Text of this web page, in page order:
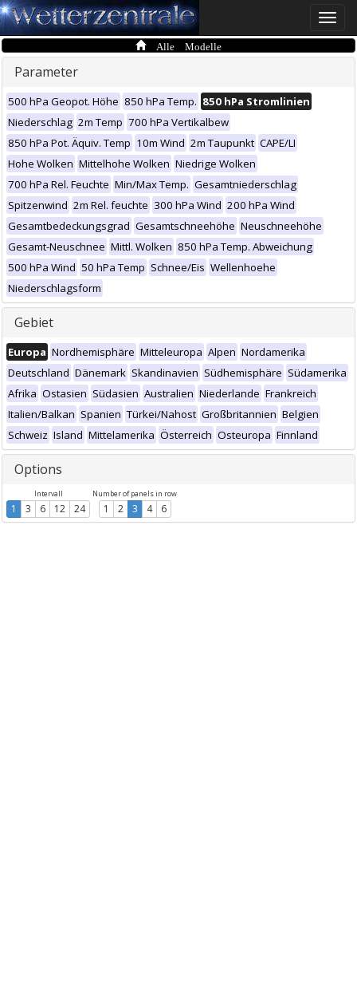
Toggle
Alle Modelle
Parameter
500 hPa Geopot. Höhe 850 hPa Temp. 850 hPa Stromlinien
Niederschlag 2m Temp 700 hPa Vertikalbew
850 hPa Pot. Äquiv. Temp 10m Wind 2m Taupunkt CAPE/LI
Hohe Wolken Mittelhohe Wolken Niedrige Wolken
700 hPa Rel. Feuchte Min/Max Temp. Gesamtniederschlag
Spitzenwind 2m Rel. feuchte 300 hPa Wind 200 hPa Wind
Gesamtbedeckungsgrad Gesamtschneehöhe Neuschneehöhe
Gesamt-Neuschnee Mittl. Wolken 850 hPa Temp. Abweichung
500 hPa Wind 50 hPa Temp Schnee/Eis Wellenhoehe
Niederschlagsform
Gebiet
Europa Nordhemisphäre Mitteleuropa Alpen Nordamerika
Deutschland Dänemark Skandinavien Südhemisphäre Südamerika
Afrika Ostasien Südasien Australien Niederlande Frankreich
Italien/Balkan Spanien Türkei/Nahost Großbritannien Belgien
Schweiz Island Mittelamerika Österreich Osteuropa Finnland
Options
Intervall
1 3 6 12 24
Number of panels in row
1 2 3 4 6